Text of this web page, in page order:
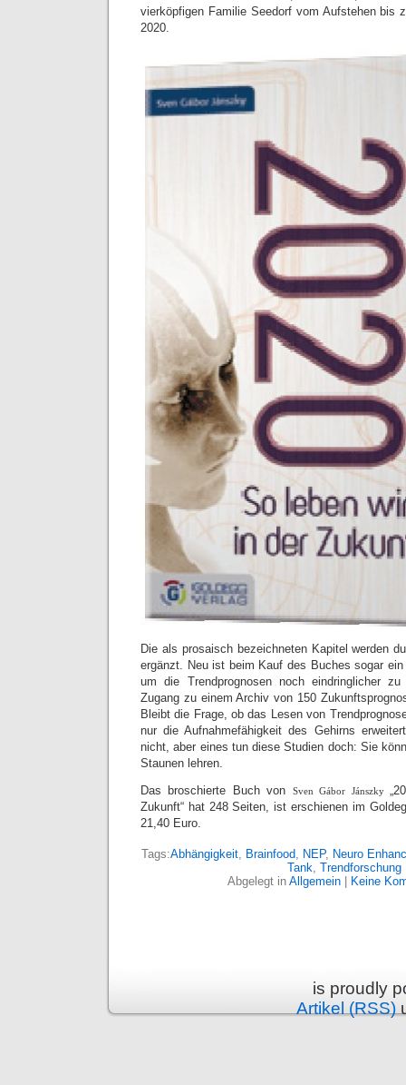
vierköpfigen Familie Seedorf vom Aufstehen bis
2020.
Die als prosaisch bezeichneten Kapitel werden
ergänzt. Neu ist beim Kauf des Buches sogar ein
um die Trendprognosen noch eindringlicher
Zugang zu einem Archiv von 150
Bleibt die Frage, ob das Lesen von
nur die Aufnahmefähigkeit des Gehirns
nicht, aber eines tun diese Studien doch: Sie
Staunen lehren.
Das broschierte Buch von
Sven Gábor Jánszky
Zukunft“ hat 248 Seiten, ist erschienen im
21,40 Euro.
Tags:Abhängigkeit Brainfood NEP, Neuro
Tank Trendforschung
Abgelegt in Allgemein | Keine
is proudly
Artikel (RSS)